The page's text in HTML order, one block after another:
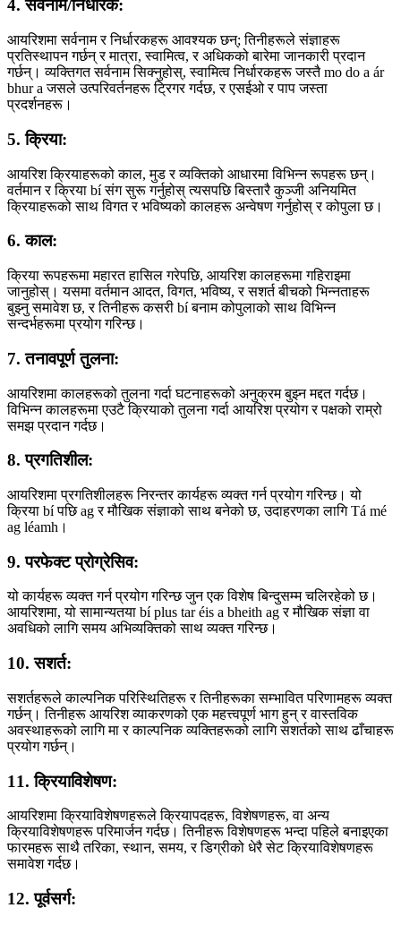
4. सर्वनाम/निर्धारक:
आयरिशमा सर्वनाम र निर्धारकहरू आवश्यक छन्; तिनीहरूले संज्ञाहरू
प्रतिस्थापन गर्छन् र मात्रा, स्वामित्व, र अधिकको बारेमा जानकारी प्रदान
गर्छन्। व्यक्तिगत सर्वनाम सिक्नुहोस्, स्वामित्व निर्धारकहरू जस्तै mo do a ár
bhur a जसले उत्परिवर्तनहरू ट्रिगर गर्दछ, र एसईओ र पाप जस्ता
प्रदर्शनहरू।
5. क्रिया:
आयरिश क्रियाहरूको काल, मुड र व्यक्तिको आधारमा विभिन्न रूपहरू छन्।
वर्तमान र क्रिया bí संग सुरू गर्नुहोस् त्यसपछि बिस्तारै कुञ्जी अनियमित
क्रियाहरूको साथ विगत र भविष्यको कालहरू अन्वेषण गर्नुहोस् र कोपुला छ।
6. काल:
क्रिया रूपहरूमा महारत हासिल गरेपछि, आयरिश कालहरूमा गहिराइमा
जानुहोस्। यसमा वर्तमान आदत, विगत, भविष्य, र सशर्त बीचको भिन्नताहरू
बुझ्नु समावेश छ, र तिनीहरू कसरी bí बनाम कोपुलाको साथ विभिन्न
सन्दर्भहरूमा प्रयोग गरिन्छ।
7. तनावपूर्ण तुलना:
आयरिशमा कालहरूको तुलना गर्दा घटनाहरूको अनुक्रम बुझ्न मद्दत गर्दछ।
विभिन्न कालहरूमा एउटै क्रियाको तुलना गर्दा आयरिश प्रयोग र पक्षको राम्रो
समझ प्रदान गर्दछ।
8. प्रगतिशील:
आयरिशमा प्रगतिशीलहरू निरन्तर कार्यहरू व्यक्त गर्न प्रयोग गरिन्छ। यो
क्रिया bí पछि ag र मौखिक संज्ञाको साथ बनेको छ, उदाहरणका लागि Tá mé
ag léamh।
9. परफेक्ट प्रोग्रेसिव:
यो कार्यहरू व्यक्त गर्न प्रयोग गरिन्छ जुन एक विशेष बिन्दुसम्म चलिरहेको छ।
आयरिशमा, यो सामान्यतया bí plus tar éis a bheith ag र मौखिक संज्ञा वा
अवधिको लागि समय अभिव्यक्तिको साथ व्यक्त गरिन्छ।
10. सशर्त:
सशर्तहरूले काल्पनिक परिस्थितिहरू र तिनीहरूका सम्भावित परिणामहरू व्यक्त
गर्छन्। तिनीहरू आयरिश व्याकरणको एक महत्त्वपूर्ण भाग हुन् र वास्तविक
अवस्थाहरूको लागि मा र काल्पनिक व्यक्तिहरूको लागि सशर्तको साथ ढाँचाहरू
प्रयोग गर्छन्।
11. क्रियाविशेषण:
आयरिशमा क्रियाविशेषणहरूले क्रियापदहरू, विशेषणहरू, वा अन्य
क्रियाविशेषणहरू परिमार्जन गर्दछ। तिनीहरू विशेषणहरू भन्दा पहिले बनाइएका
फारमहरू साथै तरिका, स्थान, समय, र डिग्रीको धेरै सेट क्रियाविशेषणहरू
समावेश गर्दछ।
12. पूर्वसर्ग: